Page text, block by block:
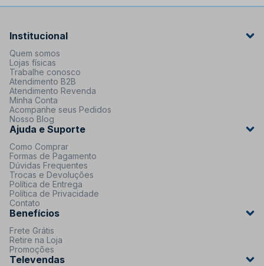
Institucional
Quem somos
Lojas físicas
Trabalhe conosco
Atendimento B2B
Atendimento Revenda
Minha Conta
Acompanhe seus Pedidos
Nosso Blog
Ajuda e Suporte
Como Comprar
Formas de Pagamento
Dúvidas Frequentes
Trocas e Devoluções
Política de Entrega
Política de Privacidade
Contato
Benefícios
Frete Grátis
Retire na Loja
Promoções
Televendas